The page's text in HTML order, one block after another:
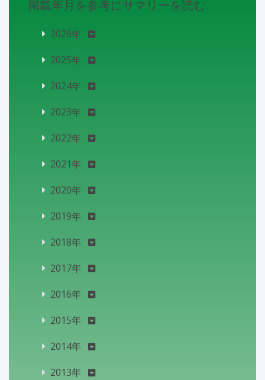
掲載年月を参考にサマリーを読む
2026年
2025年
2024年
2023年
2022年
2021年
2020年
2019年
2018年
2017年
2016年
2015年
2014年
2013年